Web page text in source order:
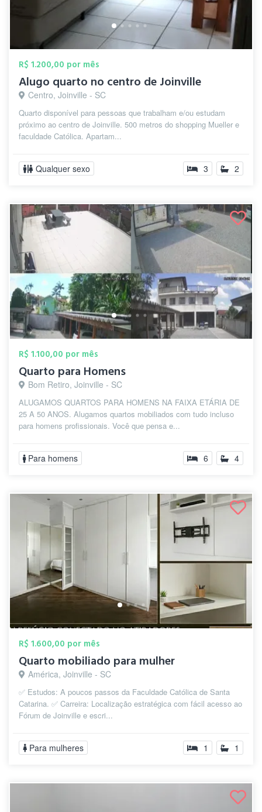
R$ 1.200,00 por mês
Alugo quarto no centro de Joinville
Centro, Joinville - SC
Quarto disponível para pessoas que trabalham e/ou estudam
próximo ao centro de Joinville. 500 metros do shopping Mueller e
faculdade Católica. Apartam...
Qualquer sexo 3 2
R$ 1.100,00 por mês
Quarto para Homens
Bom Retiro, Joinville - SC
ALUGAMOS QUARTOS PARA HOMENS NA FAIXA ETÁRIA DE
25 A 50 ANOS. Alugamos quartos mobiliados com tudo incluso
para homens profissionais. Você que pensa e...
Para homens 6 4
R$ 1.600,00 por mês
Quarto mobiliado para mulher
América, Joinville - SC
✅ Estudos: A poucos passos da Faculdade Católica de Santa
Catarina. ✅ Carreira: Localização estratégica com fácil acesso ao
Fórum de Joinville e escri...
Para mulheres 1 1